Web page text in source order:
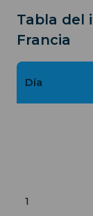
Tabla del
Francia
Día
1